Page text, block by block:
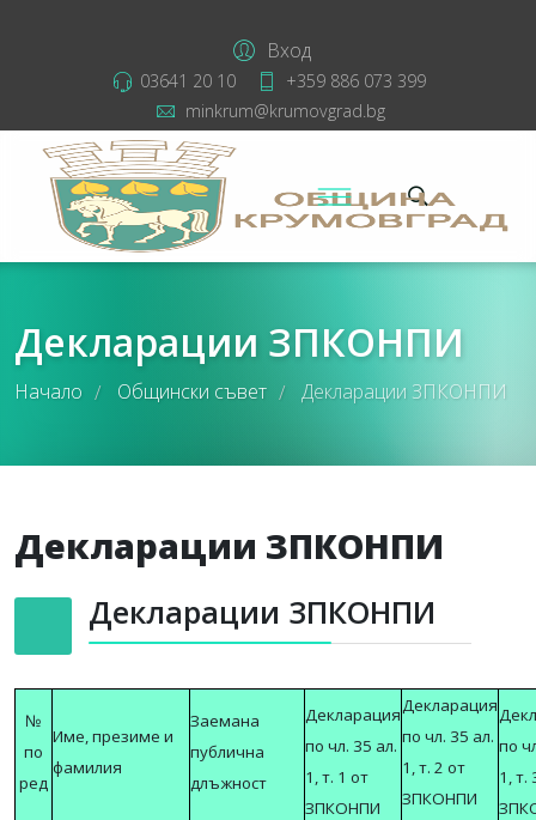
Вход
03641 20 10
+359 886 073 399
minkrum@krumovgrad.bg
Декларации ЗПКОНПИ
Начало / Общински съвет / Декларации ЗПКОНПИ
Декларации ЗПКОНПИ
Декларации ЗПКОНПИ
№
по
ред
Име, презиме и
фамилия
Заемана
публична
длъжност
Декларация
по чл. 35 ал.
1, т. 1 от
ЗПКОНПИ
Декларация
по чл. 35 ал.
1, т. 2 от
ЗПКОНПИ
по
1, т.